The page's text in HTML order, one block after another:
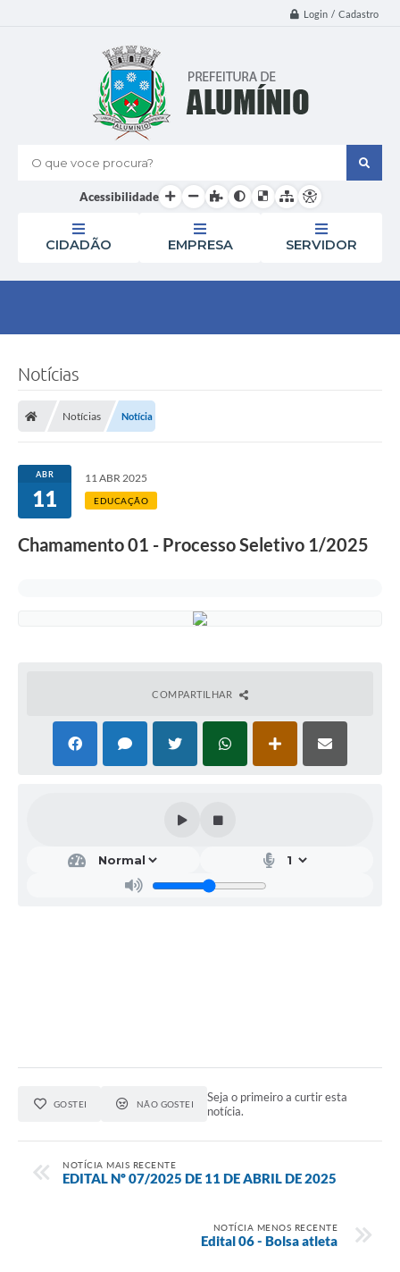
Login / Cadastro
O que voce procura?
Acessibilidade
CIDADÃO EMPRESA SERVIDOR
Notícias
Notícias Notícia
ABR
11
11 ABR 2025
EDUCAÇÃO
Chamamento 01 - Processo Seletivo 1/2025
COMPARTILHAR
GOSTEI NÃO GOSTEI
Seja o primeiro a curtir esta
notícia.
NOTÍCIA MAIS RECENTE
EDITAL Nº 07/2025 DE 11 DE ABRIL DE 2025
NOTÍCIA MENOS RECENTE
Edital 06 - Bolsa atleta